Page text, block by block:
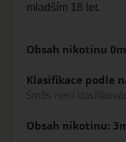
mladším 18 let.
Obsah nikotinu
Klasifikace podle
Směs není
Obsah nikotinu: